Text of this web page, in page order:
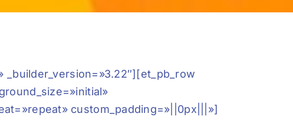
_builder_version=»3.22″][et_pb_row
custom_padding=»||0px|||»]